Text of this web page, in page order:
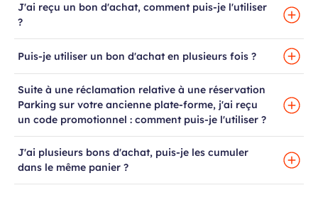
J'ai reçu un bon d'achat, comment puis-je l'utiliser
?
Puis-je utiliser un bon d'achat en plusieurs fois ?
Suite à une réclamation relative à une réservation
Parking sur votre ancienne plate-forme, j'ai reçu
un code promotionnel : comment puis-je l'utiliser ?
J'ai plusieurs bons d'achat, puis-je les cumuler
dans le même panier ?
idées voyages, offres
PrénomChamp
requis